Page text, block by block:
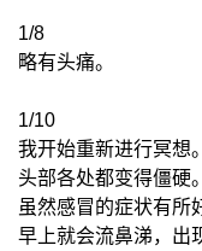
1/8
略有头痛。
1/10
我开始重新进行冥想
头部各处都变得僵硬。
虽然感冒的症状有所
早上就会流鼻涕，出